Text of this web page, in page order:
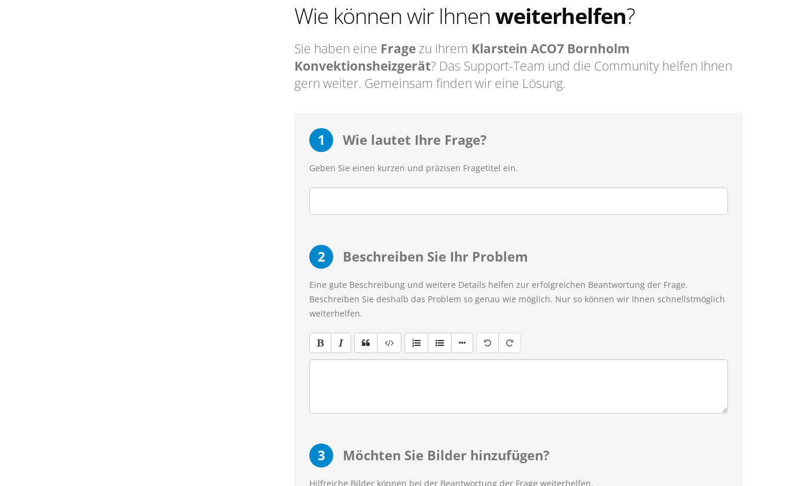
Wie können wir Ihnenweiterhelfen?
Sie haben eine Frage zu Ihrem Klarstein ACO7 Bornholm
Konvektionsheizgerät? Das Support-Team und die Community helfen Ihnen
gern weiter. Gemeinsam finden wir eine Lösung.
1 Wie lautet Ihre Frage?
Geben Sie einen kurzen und präzisen Fragetitel ein.
2 Beschreiben Sie Ihr Problem
Eine gute Beschreibung und weitere Details helfen zur erfolgreichen Beantwortung der Frage.
Beschreiben Sie deshalb das Problem so genau wie möglich. Nur so können wir Ihnen schnellstmöglich
weiterhelfen.
3 Möchten Sie Bilder hinzufügen?
Hilfreiche Bilder können bei der Beantwortung der Frage weiterhelfen.